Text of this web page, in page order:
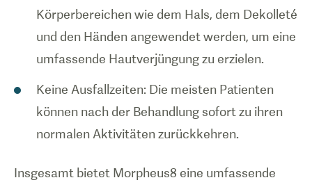
Körperbereichen wie dem Hals, dem Dekolleté
und den Händen angewendet werden, um eine
umfassende Hautverjüngung zu erzielen.
Keine Ausfallzeiten: Die meisten Patienten
können nach der Behandlung sofort zu ihren
normalen Aktivitäten zurückkehren.
Insgesamt bietet Morpheus8 eine umfassende